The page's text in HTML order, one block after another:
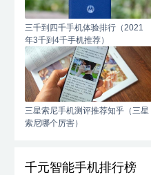
三千到四千手机体验排行（2021
年3千到4千手机推荐）
三星索尼手机测评推荐知乎（三星
索尼哪个厉害）
千元智能手机排行榜